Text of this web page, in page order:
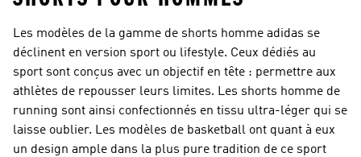
Les modèles de la gamme de shorts homme adidas se
déclinent en version sport ou lifestyle. Ceux dédiés au
sport sont conçus avec un objectif en tête : permettre aux
athlètes de repousser leurs limites. Les shorts homme de
running sont ainsi confectionnés en tissu ultra-léger qui se
laisse oublier. Les modèles de basketball ont quant à eux
un design ample dans la plus pure tradition de ce sport